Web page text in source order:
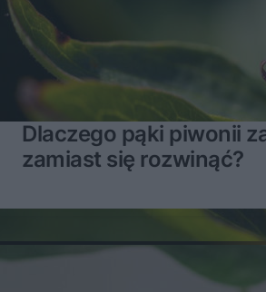
Dlaczego pąki piwonii
zamiast się rozwinąć?